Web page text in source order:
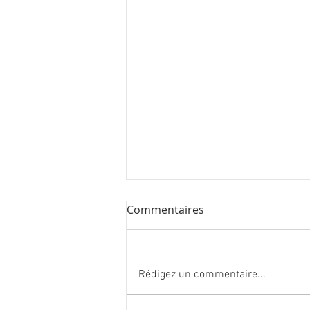
Printemps 2024
Commentaires
Rédigez un commentaire...